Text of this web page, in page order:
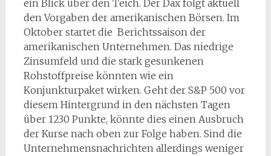
ein Blick über den Teich. Der Dax folgt aktuell
den Vorgaben der amerikanischen Börsen. Im
Oktober startet die Berichtssaison der
amerikanischen Unternehmen. Das niedrige
Zinsumfeld und die stark gesunkenen
Rohstoffpreise könnten wie ein
Konjunkturpaket wirken. Geht der S&P 500 vor
diesem Hintergrund in den nächsten Tagen
über 1230 Punkte, könnte dies einen Ausbruch
der Kurse nach oben zur Folge haben. Sind die
Unternehmensnachrichten allerdings weniger